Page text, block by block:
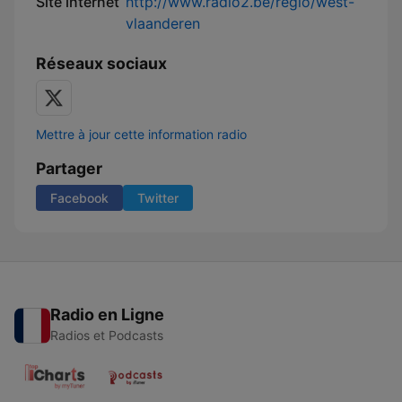
vlaanderen
Réseaux sociaux
Mettre à jour cette information radio
Partager
Facebook Twitter
Radio en Ligne
Radios et Podcasts